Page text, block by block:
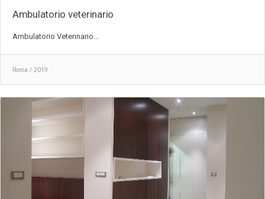
Ambulatorio veterinario
Ambulatorio Veterinario...
Roma / 2019